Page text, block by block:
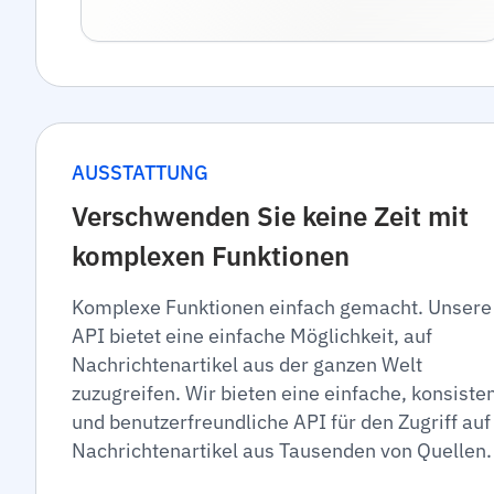
AUSSTATTUNG
Verschwenden Sie keine Zeit mit
komplexen Funktionen
Komplexe Funktionen einfach gemacht. Unsere
API bietet eine einfache Möglichkeit, auf
Nachrichtenartikel aus der ganzen Welt
zuzugreifen. Wir bieten eine einfache,
und benutzerfreundliche API für den Zugriff auf
Nachrichtenartikel aus Tausenden von Quellen.